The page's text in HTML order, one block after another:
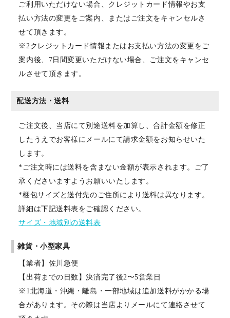
ご利用いただけない場合、クレジットカード情報やお支
払い方法の変更をご案内、またはご注文をキャンセルさ
せて頂きます。
※2クレジットカード情報またはお支払い方法の変更をご
案内後、7日間変更いただけない場合、ご注文をキャンセ
ルさせて頂きます。
配送方法・送料
ご注文後、当店にて別途送料を加算し、合計金額を修正
したうえでお客様にメールにて請求金額をお知らせいた
します。
*ご注文時には送料を含まない金額が表示されます。ご了
承くださいますようお願いいたします。
*梱包サイズと送付先のご住所により送料は異なります。
詳細は下記送料表をご確認ください。
サイズ・地域別の送料表
雑貨・小型家具
【業者】佐川急便
【出荷までの日数】決済完了後2〜5営業日
※1北海道・沖縄・離島・一部地域は追加送料がかかる場
合があります。その際は当店よりメールにて連絡させて